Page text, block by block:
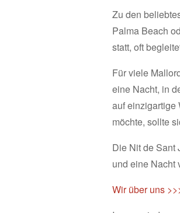
Zu den
Palma Beach
statt, oft
Für viele
eine Nacht, in
auf einzigartige
möchte, sollte
Die Nit de Sant
und eine Nacht
Wir über uns